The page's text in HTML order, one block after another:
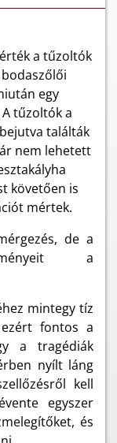
a tűzoltók
egy
tűzoltók a
találták
nem lehetett
követően is
mértek.
de a
a
mintegy tíz
fontos a
a tragédiák
nyílt láng
kell
egyszer
és